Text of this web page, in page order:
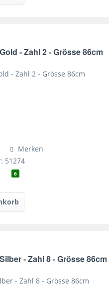
- Zahl 2 - Grösse 86cm
- Zahl 2 - Grösse 86cm
Merken
51274
6
- Zahl 8 - Grösse 86cm
- Zahl 8 - Grösse 86cm